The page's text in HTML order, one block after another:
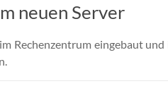
neuen Server
Rechenzentrum eingebaut